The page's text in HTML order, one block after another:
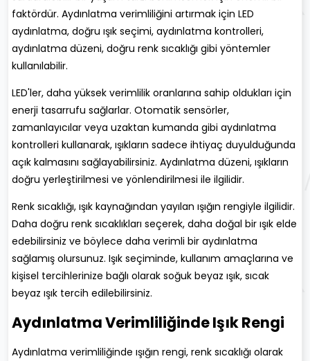
faktördür. Aydınlatma verimliliğini artırmak için LED
aydınlatma, doğru ışık seçimi, aydınlatma kontrolleri,
aydınlatma düzeni, doğru renk sıcaklığı gibi yöntemler
kullanılabilir.
LED'ler, daha yüksek verimlilik oranlarına sahip oldukları için
enerji tasarrufu sağlarlar. Otomatik sensörler,
zamanlayıcılar veya uzaktan kumanda gibi aydınlatma
kontrolleri kullanarak, ışıkların sadece ihtiyaç duyulduğunda
açık kalmasını sağlayabilirsiniz. Aydınlatma düzeni, ışıkların
doğru yerleştirilmesi ve yönlendirilmesi ile ilgilidir.
Renk sıcaklığı, ışık kaynağından yayılan ışığın rengiyle ilgilidir.
Daha doğru renk sıcaklıkları seçerek, daha doğal bir ışık elde
edebilirsiniz ve böylece daha verimli bir aydınlatma
sağlamış olursunuz. Işık seçiminde, kullanım amaçlarına ve
kişisel tercihlerinize bağlı olarak soğuk beyaz ışık, sıcak
beyaz ışık tercih edilebilirsiniz.
Aydınlatma Verimliliğinde Işık Rengi
Aydınlatma verimliliğinde ışığın rengi, renk sıcaklığı olarak